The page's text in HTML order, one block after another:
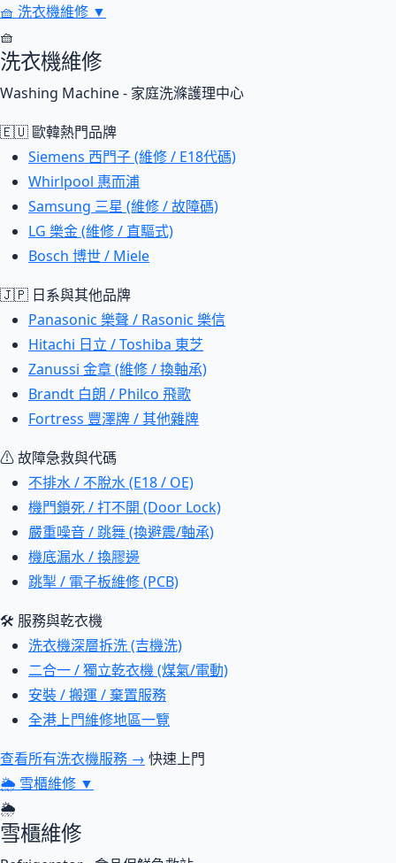
🧺 洗衣機維修 ▼
🧺
洗衣機維修
Washing Machine - 家庭洗滌護理中心
🇪🇺 歐韓熱門品牌
Siemens 西門子 (維修 / E18代碼)
Whirlpool 惠而浦
Samsung 三星 (維修 / 故障碼)
LG 樂金 (維修 / 直驅式)
Bosch 博世 / Miele
🇯🇵 日系與其他品牌
Panasonic 樂聲 / Rasonic 樂信
Hitachi 日立 / Toshiba 東芝
Zanussi 金章 (維修 / 換軸承)
Brandt 白朗 / Philco 飛歌
Fortress 豐澤牌 / 其他雜牌
⚠ 故障急救與代碼
不排水 / 不脫水 (E18 / OE)
機門鎖死 / 打不開 (Door Lock)
嚴重噪音 / 跳舞 (換避震/軸承)
機底漏水 / 換膠邊
跳掣 / 電子板維修 (PCB)
🛠 服務與乾衣機
洗衣機深層拆洗 (吉機洗)
二合一 / 獨立乾衣機 (煤氣/電動)
安裝 / 搬運 / 棄置服務
全港上門維修地區一覽
查看所有洗衣機服務 → 快速上門
🌦 雪櫃維修 ▼
🌦
雪櫃維修